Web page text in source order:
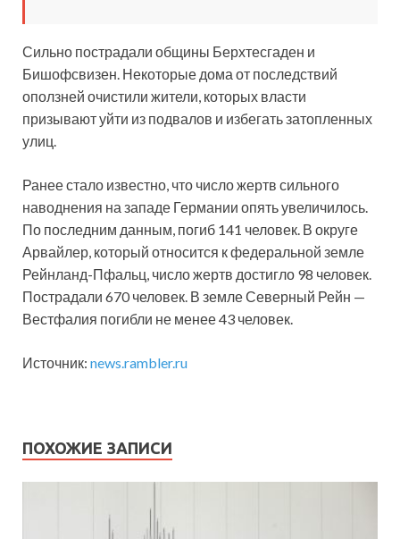
Сильно пострадали общины Берхтесгаден и
Бишофсвизен. Некоторые дома от последствий
оползней очистили жители, которых власти
призывают уйти из подвалов и избегать затопленных
улиц.
Ранее стало известно, что число жертв сильного
наводнения на западе Германии опять увеличилось.
По последним данным, погиб 141 человек. В округе
Арвайлер, который относится к федеральной земле
Рейнланд-Пфальц, число жертв достигло 98 человек.
Пострадали 670 человек. В земле Северный Рейн —
Вестфалия погибли не менее 43 человек.
Источник: news.rambler.ru
ПОХОЖИЕ ЗАПИСИ